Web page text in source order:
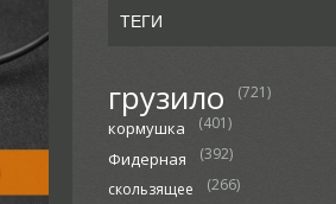
ТЕГИ
грузило (721)
кормушка (401)
Фидерная
(392)
скользящее
(266)